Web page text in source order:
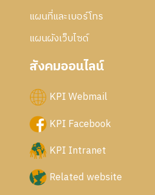
แผนที่และเบอร์โทร
แผนผังเว็บไซด์
สังคมออนไลน์
KPI Webmail
KPI Facebook
KPI Intranet
Related website